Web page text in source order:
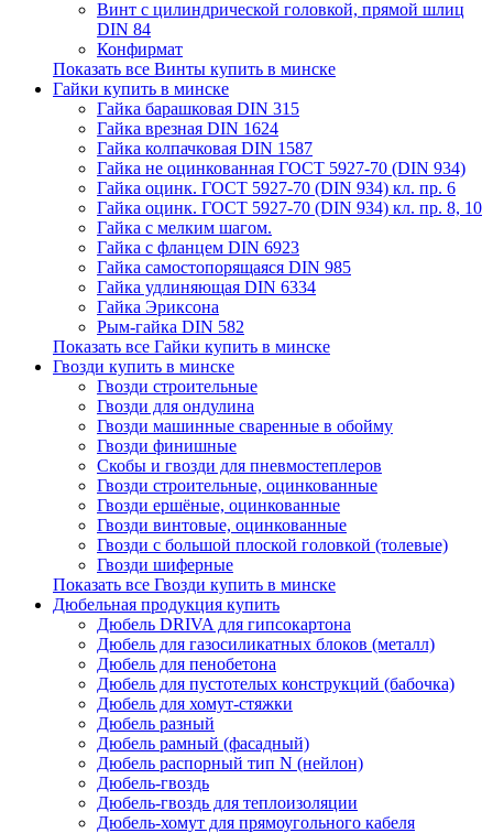
Винт с цилиндрической головкой, прямой шлиц
DIN 84
Конфирмат
Показать все Винты купить в минске
Гайки купить в минске
Гайка барашковая DIN 315
Гайка врезная DIN 1624
Гайка колпачковая DIN 1587
Гайка не оцинкованная ГОСТ 5927-70 (DIN 934)
Гайка оцинк. ГОСТ 5927-70 (DIN 934) кл. пр. 6
Гайка оцинк. ГОСТ 5927-70 (DIN 934) кл. пр. 8, 10
Гайка с мелким шагом.
Гайка с фланцем DIN 6923
Гайка самостопорящаяся DIN 985
Гайка удлиняющая DIN 6334
Гайка Эриксона
Рым-гайка DIN 582
Показать все Гайки купить в минске
Гвозди купить в минске
Гвозди строительные
Гвозди для ондулина
Гвозди машинные сваренные в обойму
Гвозди финишные
Скобы и гвозди для пневмостеплеров
Гвозди строительные, оцинкованные
Гвозди ершёные, оцинкованные
Гвозди винтовые, оцинкованные
Гвозди с большой плоской головкой (толевые)
Гвозди шиферные
Показать все Гвозди купить в минске
Дюбельная продукция купить
Дюбель DRIVA для гипсокартона
Дюбель для газосиликатных блоков (металл)
Дюбель для пенобетона
Дюбель для пустотелых конструкций (бабочка)
Дюбель для хомут-стяжки
Дюбель разный
Дюбель рамный (фасадный)
Дюбель распорный тип N (нейлон)
Дюбель-гвоздь
Дюбель-гвоздь для теплоизоляции
Дюбель-хомут для прямоугольного кабеля